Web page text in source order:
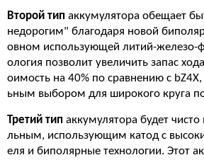
Второй тип аккумулятора обещает
недорогим" благодаря новой
овном использующей литий-железо-
ология позволит увеличить запас
оимость на 40% по сравнению с bZ4X,
ьным выбором для широкого круга
Третий тип аккумулятора будет
льным, использующим катод с
еля и биполярные технологии. Этот